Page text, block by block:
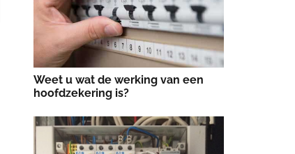
Weet u wat de werking van een
hoofdzekering is?